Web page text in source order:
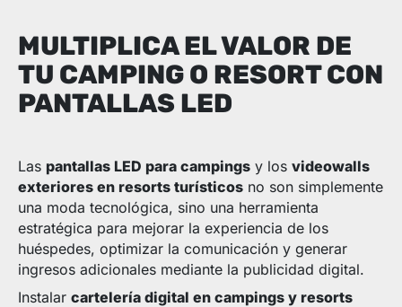
MULTIPLICA EL VALOR DE
TU CAMPING O RESORT CON
PANTALLAS LED
Las pantallas LED para campings y losvideowalls
exteriores en resorts turísticos no son simplemente
una moda tecnológica, sino una herramienta
estratégica para mejorar la experiencia de los
huéspedes, optimizar la comunicación y generar
ingresos adicionales mediante la publicidad digital.
Instalarcartelería digital en campings y resorts